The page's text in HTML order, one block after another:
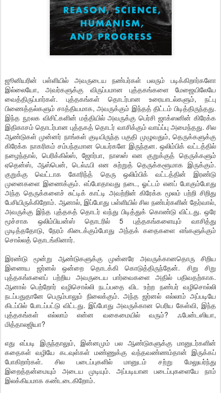
ஜூனியரின் பள்ளியில் அவருடைய நண்பர்கள் பலரும் படிக்கிறார்களோ
இல்லையோ, அவர்களுக்கு விருப்பமான புத்தகங்களை மேஜையிலேயே
வைத்திருப்பார்கள். புத்தகங்கள் தொடர்பான உரையாடல்களும், நட்பு
பிணைத்தல்களும் சாத்தியமாக, அவருக்கும் இந்தத் திட்டம் பிடித்திருந்தது.
இந்த நூலக விசிட்களின் மத்தியில் அவருக்கு பெர்சி ஜாக்ஸனின் கிரேக்க
இதிகாசம் தொடர்பான புத்தகத் தொடர் வாசிக்கும் வாய்ப்பு அமைந்தது. சில
ஆண்டுகள் முன்னர் நாங்கள் குடியிருந்த பகுதி முழுவதும், தெருக்களுக்கு
கிரேக்க நாகரிகம் சம்பந்தமான பெயர்களே இருந்தன. ஒலிம்பிக் வட்டத்தில்
நழைந்தால், பெரிக்கில்ஸ், ஜோர்பா, நாஸஸ் என குறுக்குத் தெருக்களும்
ஏதென்ஸ், ஆஸ்பென், டெல்ஃபி என சுற்றுத் தெருக்களூமாக இருக்கும்.
குறுக்கு வெட்டாக கோரிந்த் தெரு ஒலிம்பிக் வட்டத்தின் இரண்டு
முனைகளை இணைக்கும். எப்போதாவது நடை, ஓட்டம் எனப் போகும்போது
அந்த தெருக்களைச் சுட்டிக் காட்டி அவற்றின் கிரேக்க மூலம் பற்றி சிறிது
பேசியிருக்கிறோம். ஆனால், இப்போது பள்ளியில் சில நண்பர்களின் தேர்வால்,
அவருக்கு இந்த புத்தகத் தொடர் வந்து பிடித்துக் கொண்டு விட்டது. ஒரே
மூச்சாக ஒலிம்பியன்ஸ் தொடரில் 5 புத்தகங்களையும் வாசித்து
முடித்ததோடு, நேரம் கிடைக்கும்போது அந்தக் கதைகளை எங்களுக்கும்
சொல்லத் தொடங்கினார்.
இரண்டு மூன்று ஆண்டுகளுக்கு முன்னரே அவருக்கானதொரு சிறிய
இணைய ஜர்னல் ஒன்றை தொடக்கி கொடுத்திருந்தேன். சிறு சிறு
புத்தகங்களைப் பற்றிய அவருடைய பார்வைகளை அதில் பதிவதற்காக.
ஆனால் பெற்றோர் வழிசொல்லி நடப்பதை விட உற்ற நண்பர் வழிசொல்லி
நடப்பதுதானே பெரும்பாலும் நிலைக்கும். அந்த ஜர்னல் எல்லாம் அப்படியே
கிடப்பில் போடப்பட்டு விட்டது. இப்போது அவருக்கான பெரிய கேள்வி, இந்த
புத்தகங்கள் எல்லாம் என்ன வகைமையில் வரும்? ஃபேன்டஸியா,
மித்தாலஜியா?
எது எப்படி இருந்தாலும், இன்னமும் பல ஆண்டுகளுக்கு மானுடர்களின்
கதைகள் வழியே கடவுள்கள் மண்ணுக்கு வந்தவண்ணம்தான் இருக்கப்
போகிறார்கள். சில படைப்புகளில் மானுடம் சற்று மேலுயர்ந்து
இறைத்தன்மையும் அடைய முடியும். அப்படியான படைப்புகளையே நாம்
இலக்கியமாக கண்டடைகிறோம்.